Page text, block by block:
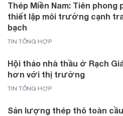
Thép Miền Nam: Tiên
thiết lập môi trường cạnh
bạch
TIN TỔNG HỢP
Hội thảo nhà thầu ở Rạch
hơn với thị trường
TIN TỔNG HỢP
Sản lượng thép thô toàn